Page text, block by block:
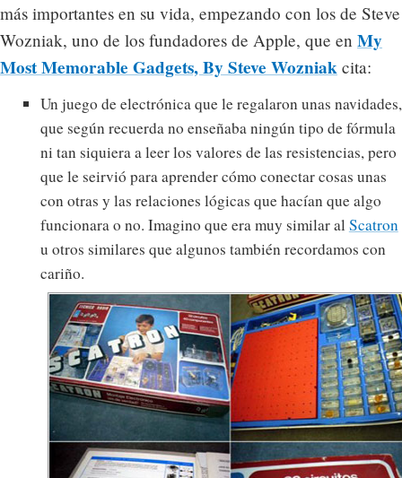
más importantes en su vida, empezando con los de Steve
Wozniak, uno de los fundadores de Apple, que en My
Most Memorable Gadgets, By Steve Wozniak cita:
Un juego de electrónica que le regalaron unas navidades,
que según recuerda no enseñaba ningún tipo de fórmula
ni tan siquiera a leer los valores de las resistencias, pero
que le seirvió para aprender cómo conectar cosas unas
con otras y las relaciones lógicas que hacían que algo
funcionara o no. Imagino que era muy similar alScatron
u otros similares que algunos también recordamos con
cariño.